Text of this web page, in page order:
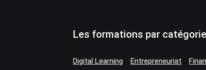
Les formations par
Digital Learning Entrepreneuriat